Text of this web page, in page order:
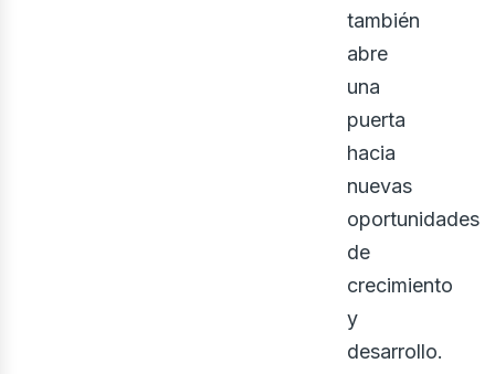
también
abre
una
puerta
hacia
nuevas
oportunidades
de
crecimiento
y
desarrollo.